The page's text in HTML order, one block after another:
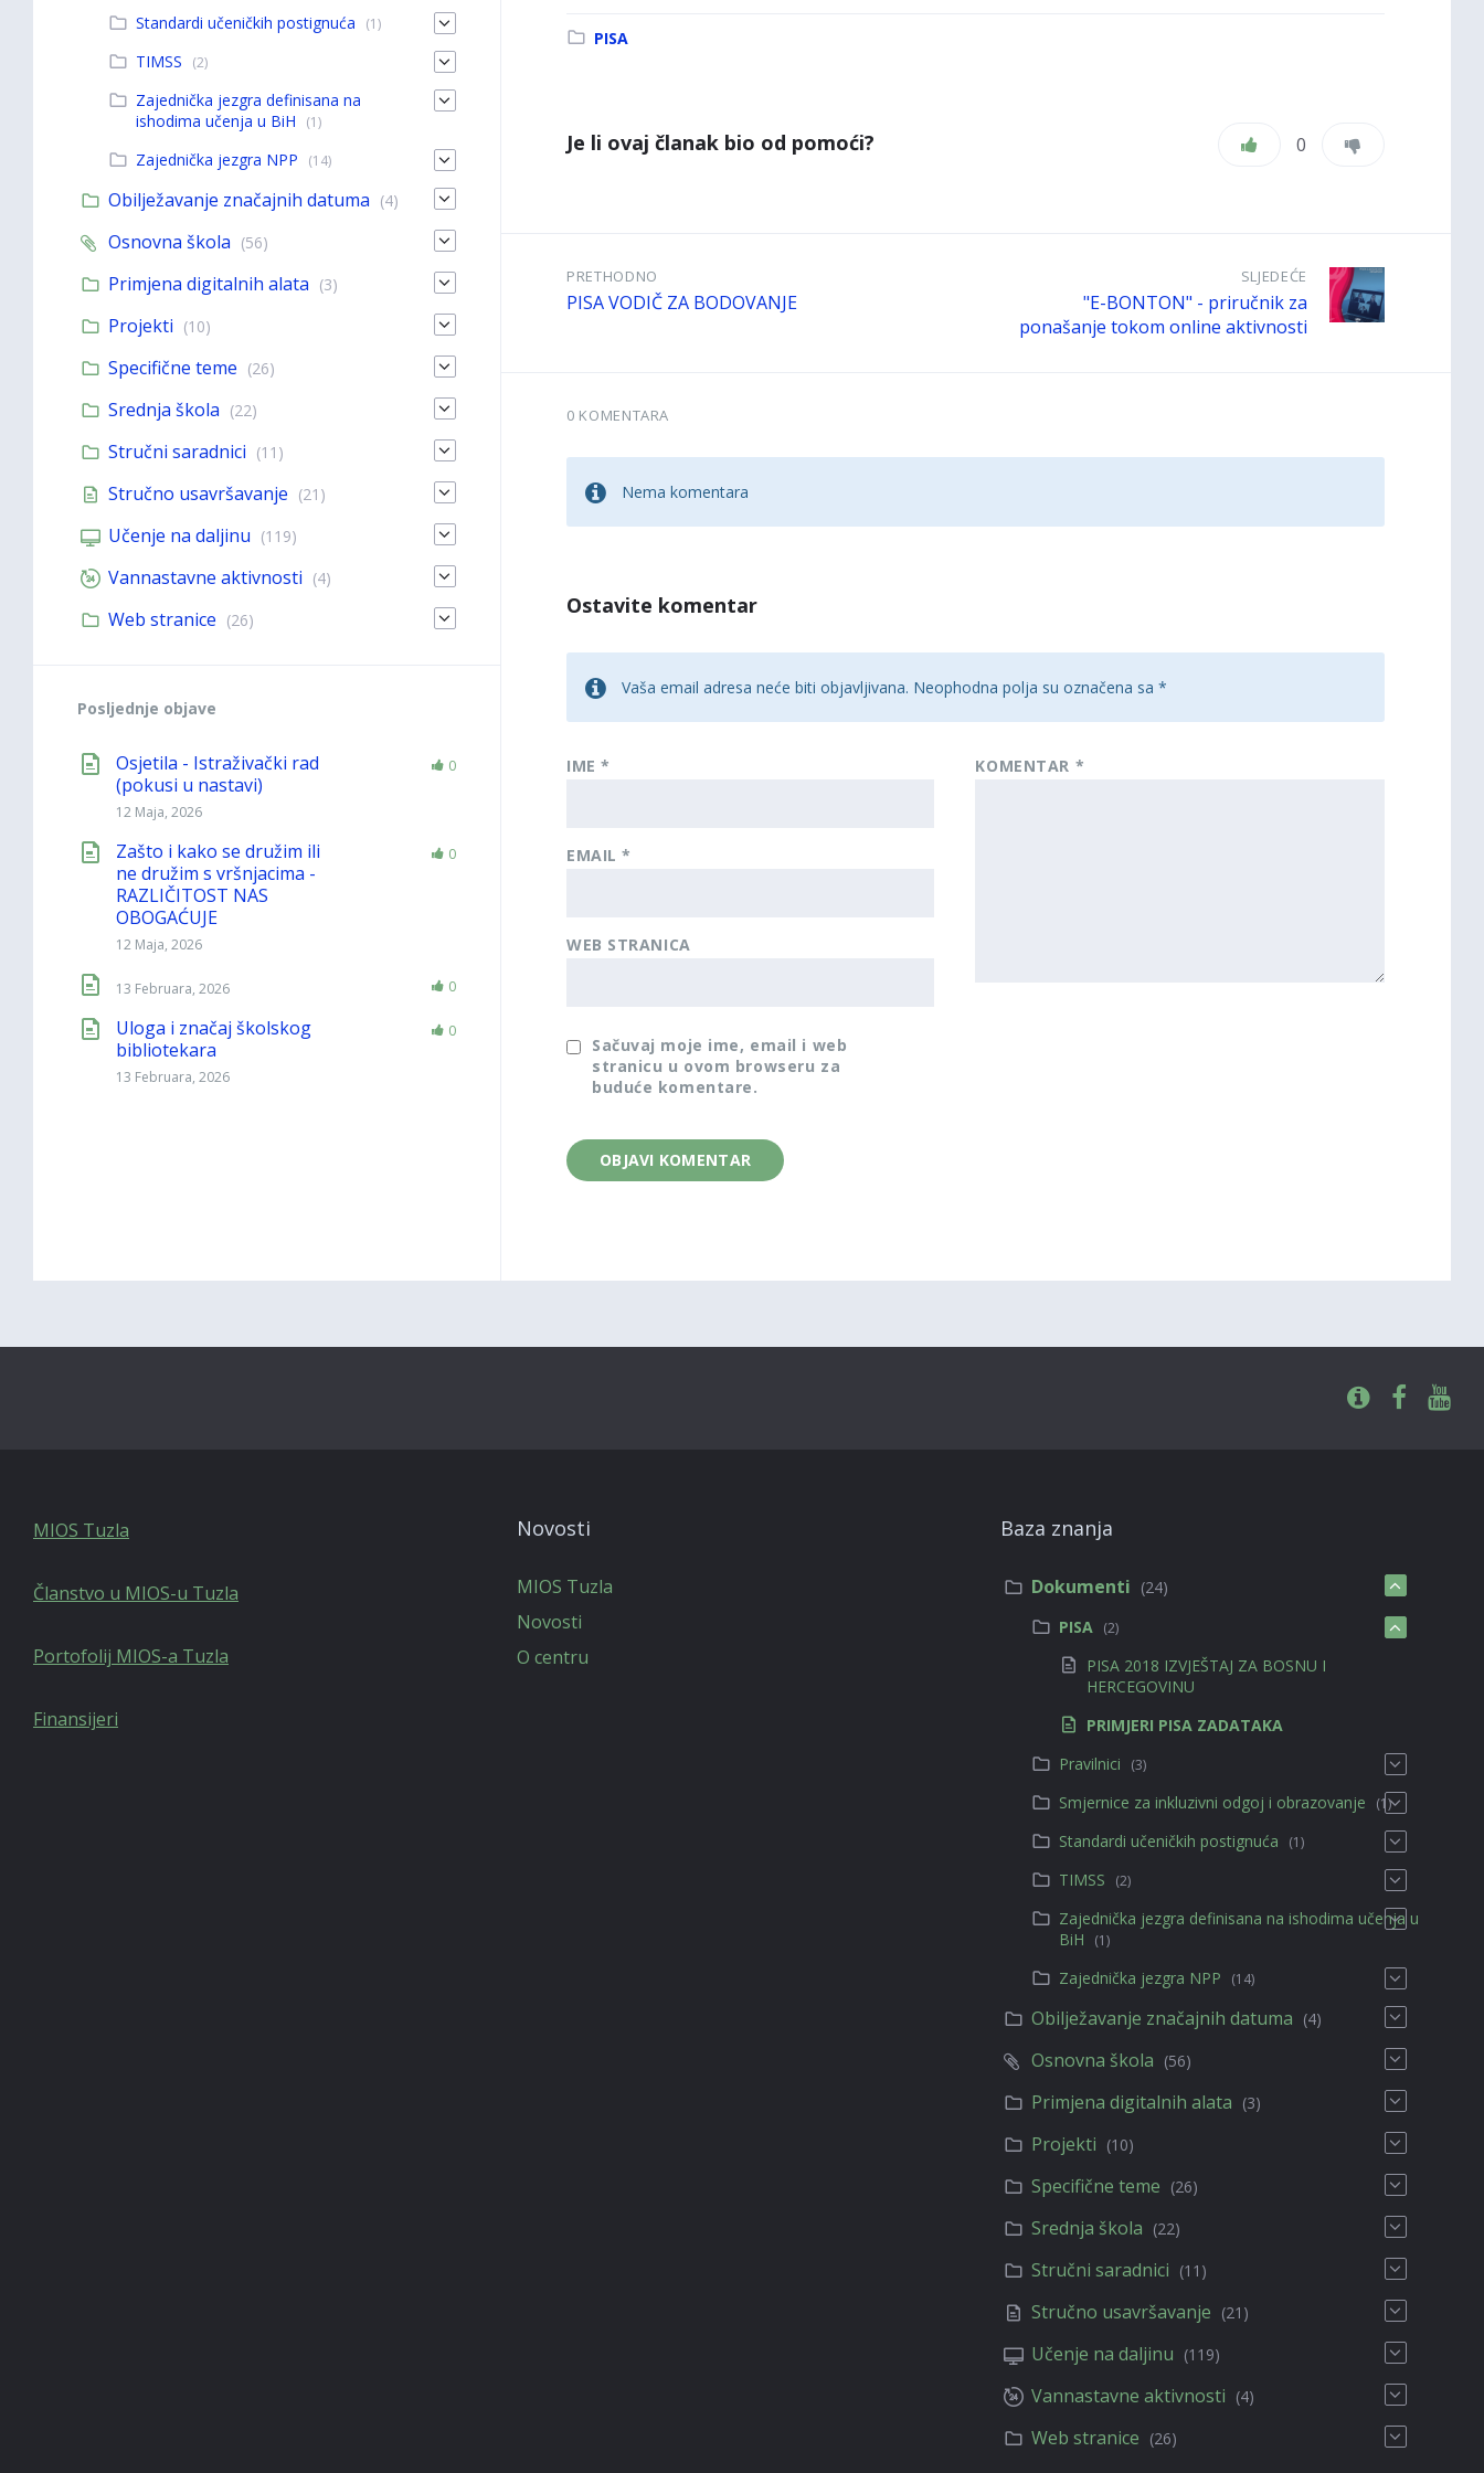
Kategorija:
PISA
Je li ovaj članak bio od pomoći? 0
PRETHODNO
PISA VODIČ ZA BODOVANJE
SLJEDEĆE
"E-BONTON" - priručnik za
ponašanje tokom online aktivnosti
0 KOMENTARA
Nema komentara
Ostavite komentar
Vaša email adresa neće biti objavljivana. Neophodna polja su označena sa *
KOMENTAR *
IME*
EMAIL*
WEB STRANICA
Sačuvaj moje ime, email i web
stranicu u ovom browseru za
buduće komentare.
Standardi učeničkih postignuća (1)
TIMSS (2)
Zajednička jezgra definisana na
ishodima učenja u BiH
(1)
Zajednička jezgra NPP (14)
Obilježavanje značajnih datuma (4)
Osnovna škola (56)
Primjena digitalnih alata (3)
Projekti (10)
Specifične teme (26)
Srednja škola (22)
Stručni saradnici (11)
Stručno usavršavanje (21)
Učenje na daljinu (119)
Vannastavne aktivnosti (4)
Web stranice (26)
Posljednje objave
Osjetila - Istraživački rad
(pokusi u nastavi)
12 Maja, 2026
0
Zašto i kako se družim ili
ne družim s vršnjacima -
RAZLIČITOST NAS
OBOGAĆUJE
12 Maja, 2026
0
13 Februara, 2026 0
Uloga i značaj školskog
bibliotekara
13 Februara, 2026
0
MIOS Tuzla
Članstvo u MIOS-u Tuzla
Portofolij MIOS-a Tuzla
Finansijeri
Novosti
MIOS Tuzla
Novosti
O centru
Baza znanja
Dokumenti (24)
PISA (2)
PISA 2018 IZVJEŠTAJ ZA BOSNU I
HERCEGOVINU
PRIMJERI PISA ZADATAKA
Pravilnici
(3)
Smjernice za inkluzivni odgoj i obrazovanje (1)
Standardi učeničkih postignuća (1)
TIMSS (2)
Zajednička jezgra definisana na ishodima učenja u
BiH
(1)
Zajednička jezgra NPP (14)
Obilježavanje značajnih datuma (4)
Osnovna škola (56)
Primjena digitalnih alata (3)
Projekti (10)
Specifične teme (26)
Srednja škola (22)
Stručni saradnici (11)
Stručno usavršavanje (21)
Učenje na daljinu (119)
Vannastavne aktivnosti (4)
Web stranice (26)